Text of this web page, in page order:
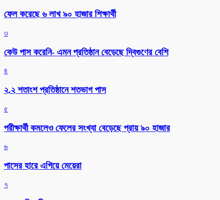
ফেল করেছে ৬ লাখ ৯০ হাজার শিক্ষার্থী
৩
কেউ পাস করেনি- এমন প্রতিষ্ঠান বেড়েছে দ্বিগুণের বেশি
৪
২.২ শতাংশ প্রতিষ্ঠানে শতভাগ পাস
৫
পরীক্ষার্থী কমলেও ফেলের সংখ্যা বেড়েছে প্রায় ৯০ হাজার
৬
পাসের হারে এগিয়ে মেয়েরা
৭